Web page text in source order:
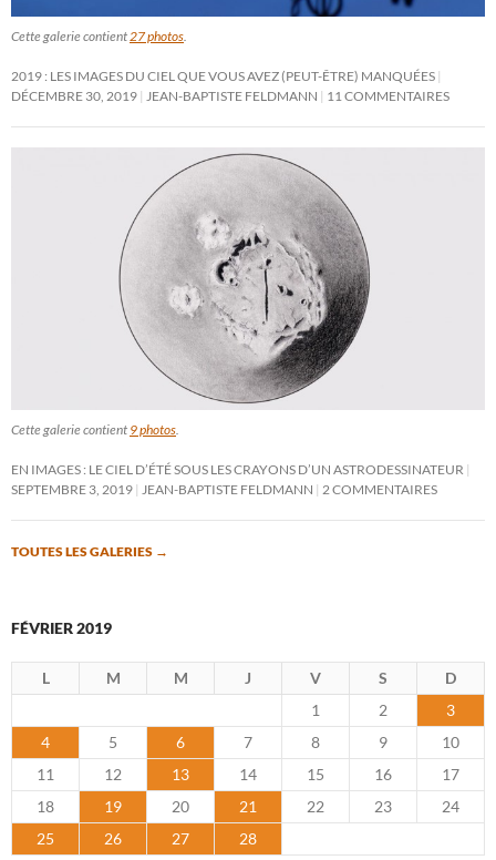
Cette galerie contient27 photos.
2019 : LES IMAGES DU CIEL QUE VOUS AVEZ (PEUT-ÊTRE) MANQUÉES
DÉCEMBRE 30, 2019 JEAN-BAPTISTE FELDMANN 11 COMMENTAIRES
Cette galerie contient 9 photos.
EN IMAGES : LE CIEL D’ÉTÉ SOUS LES CRAYONS D’UN ASTRODESSINATEUR
SEPTEMBRE 3, 2019 JEAN-BAPTISTE FELDMANN 2 COMMENTAIRES
TOUTES LES GALERIES →
FÉVRIER 2019
L M M J V S
D
1
2
3
4
5 6 7 8 9
10
11
12 13 14 15 16
17
18
19 20 21 22 23
24
25
26 27
28